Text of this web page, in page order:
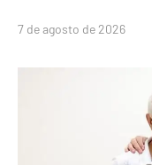
7 de agosto de 2026